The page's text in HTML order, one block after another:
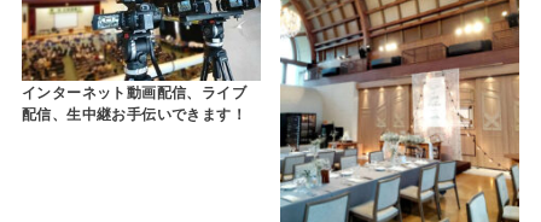
インターネット動画配信、ライブ
配信、生中継お手伝いできます！